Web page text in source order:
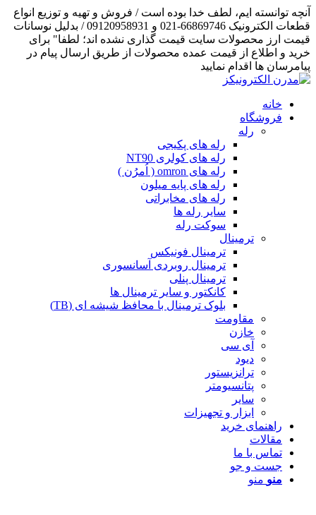
آنچه توانسته ایم، لطف خدا بوده است / فروش و تهیه و توزیع انواع
قطعات الکترونیک 66869746-021 و 09120958931 / بدلیل نوسانات
قیمت ارز محصولات سایت قیمت گذاری نشده اند؛ لطفا" برای
خرید و اطلاع از قیمت عمده محصولات از طریق ارسال پیام در
پیامرسان ها اقدام نمایید
خانه
فروشگاه
رله
رله های پکیجی
رله های کولری NT90
رله های omron ( اُمرُن )
رله های پایه میلون
رله های مخابراتی
سایر رله ها
سوکت رله
ترمینال
ترمینال فونیکس
ترمینال روبردی آسانسوری
ترمینال پنلی
کانکتور و سایر ترمینال ها
بلوک ترمینال با محافظ شیشه ای (TB)
مقاومت
خازن
آی سی
دیود
ترانزیستور
پتانسیومتر
سایر
ابزار و تجهیزات
راهنمای خرید
مقالات
تماس با ما
جست و جو
منو منو